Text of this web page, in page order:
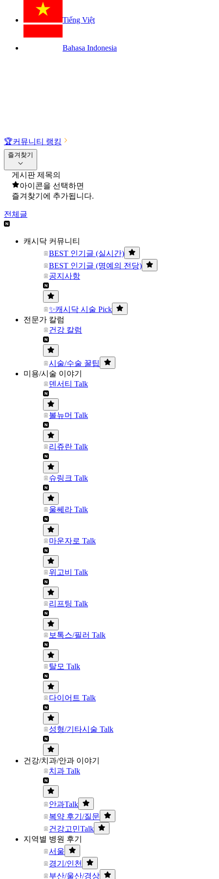
Tiếng Việt
Bahasa Indonesia
🏆커뮤니티 랭킹
즐겨찾기
게시판 제목의
아이콘을 선택하면
즐겨찾기에 추가됩니다.
전체글
캐시닥 커뮤니티
BEST 인기글 (실시간)
BEST 인기글 (명예의 전당)
공지사항
✨캐시닥 시술 Pick
전문가 칼럼
건강 칼럼
시술/수술 꿀팁
미용/시술 이야기
덴서티 Talk
볼뉴머 Talk
리쥬란 Talk
슈링크 Talk
울쎄라 Talk
마운자로 Talk
위고비 Talk
리프팅 Talk
보톡스/필러 Talk
탈모 Talk
다이어트 Talk
성형/기타시술 Talk
건강/치과/안과 이야기
치과 Talk
안과Talk
복약 후기/질문
건강고민Talk
지역별 병원 후기
서울
경기/인천
부산/울산/경상